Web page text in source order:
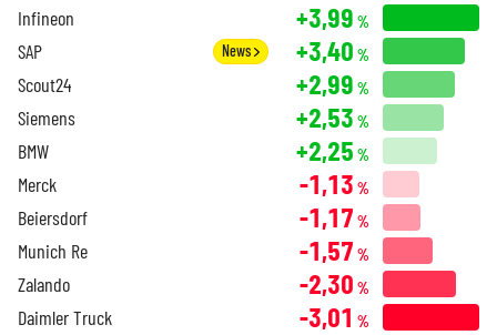
Infineon +3,99 %
SAP News +3,40 %
Scout24 +2,99 %
Siemens +2,53 %
BMW +2,25 %
Merck -1,13 %
Beiersdorf -1,17 %
Munich Re -1,57 %
Zalando -2,30 %
Daimler Truck -3,01 %